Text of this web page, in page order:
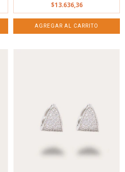
$13.636,36